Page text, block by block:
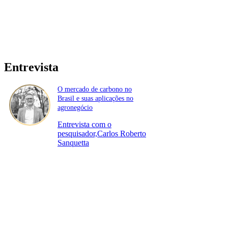
Entrevista
O mercado de carbono no
Brasil e suas aplicações no
agronegócio
Entrevista com o
pesquisador,Carlos Roberto
Sanquetta